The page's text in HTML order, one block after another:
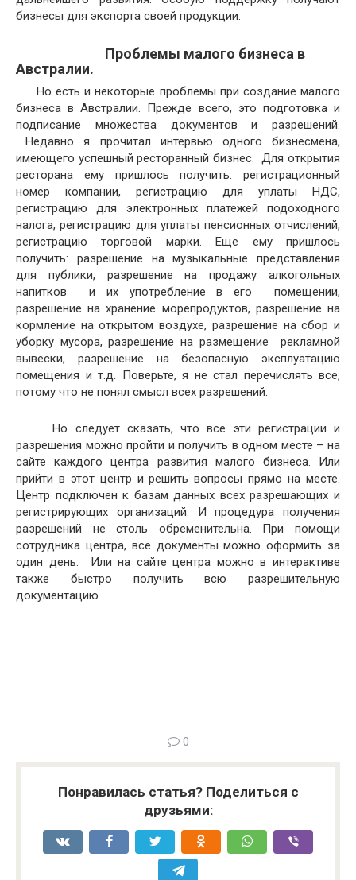
бизнесы для экспорта своей продукции.
Проблемы малого бизнеса в
Австралии.
Но есть и некоторые проблемы при создание малого
бизнеса в Австралии. Прежде всего, это подготовка и
подписание множества документов и разрешений.
Недавно я прочитал интервью одного бизнесмена,
имеющего успешный ресторанный бизнес. Для открытия
ресторана ему пришлось получить: регистрационный
номер компании, регистрацию для уплаты НДС,
регистрацию для электронных платежей подоходного
налога, регистрацию для уплаты пенсионных отчислений,
регистрацию торговой марки. Еще ему пришлось
получить: разрешение на музыкальные представления
для публики, разрешение на продажу алкогольных
напитков и их употребление в его помещении,
разрешение на хранение морепродуктов, разрешение на
кормление на открытом воздухе, разрешение на сбор и
уборку мусора, разрешение на размещение рекламной
вывески, разрешение на безопасную эксплуатацию
помещения и т.д. Поверьте, я не стал перечислять все,
потому что не понял смысл всех разрешений.
Но следует сказать, что все эти регистрации и
разрешения можно пройти и получить в одном месте – на
сайте каждого центра развития малого бизнеса. Или
прийти в этот центр и решить вопросы прямо на месте.
Центр подключен к базам данных всех разрешающих и
регистрирующих организаций. И процедура получения
разрешений не столь обременительна. При помощи
сотрудника центра, все документы можно оформить за
один день. Или на сайте центра можно в интерактиве
также быстро получить всю разрешительную
документацию.
0
Понравилась статья? Поделиться с
друзьями: